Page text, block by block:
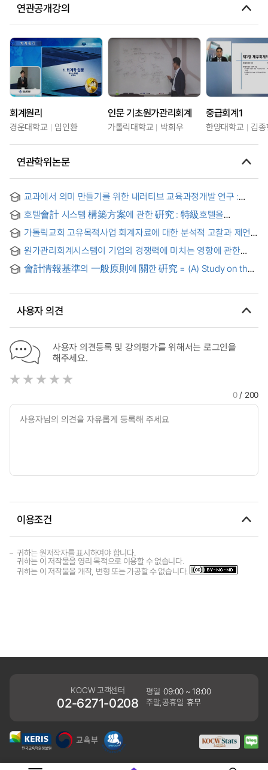
연관공개강의
회계원리
경운대학교 임인환
인문 기초원가관리회계
가톨릭대학교 박희우
중급회계1
한양대학교 김
연관학위논문
교과에서 의미 만들기를 위한 내러티브 교육과정개발 연구 :
회계교과를 중심으로 = Developing the narrative curriculum
for make creative sense and meaning : through
accounting subjects
호텔會計 시스템 構築方案에 관한 硏究 : 特級호텔을
中心으로
가톨릭교회 고유목적사업 회계자료에 대한 분석적 고찰과 제언 :
천주교 인천교구 2006-2011년 예산 · 결산서를 중심으로 = An
Analytic Study and Proposal of the Essential Business of
Catholic Church from Accounting date
원가관리회계시스템이 기업의 경쟁력에 미치는 영향에 관한
연구 : 중국 산동성 지역을 중심으로
會計情報基準의 一般原則에 關한 硏究 = (A) Study on the
for Business Enterpriess
사용자 의견
사용자 의견등록 및 강의평가를 위해서는 로그인을
해주세요.
0/ 200
이용조건
귀하는 원저작자를 표시하여야 합니다.
귀하는 이 저작물을 영리 목적으로 이용할 수 없습니다.
귀하는 이 저작물을 개작, 변형 또는 가공할 수 없습니다.
KOCW 고객센터
02-6271-0208
평일 09:00 ~ 18:00
주말,공휴일 휴무